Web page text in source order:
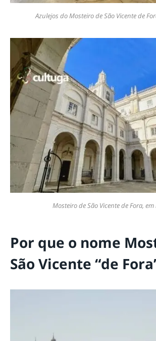
Azulejos do Mosteiro de São Vicente de
Mosteiro de São Vicente de Fora, em
Por que o nome
São Vicente “de